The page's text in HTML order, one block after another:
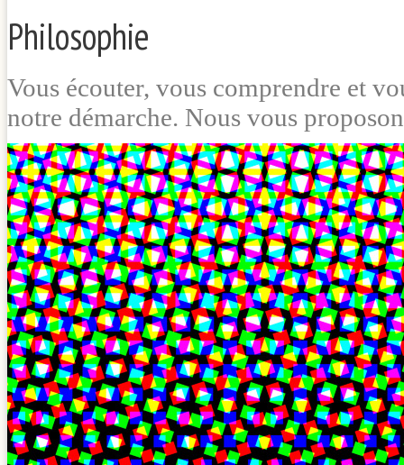
Philosophie
Vous écouter, vous comprendre et
notre démarche. Nous vous